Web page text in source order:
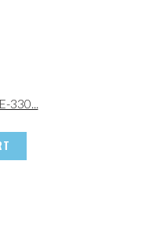
330...